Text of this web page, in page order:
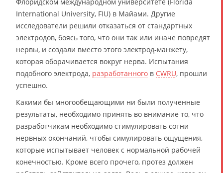
International University, FIU) в Майами. Другие
исследователи решили отказаться от стандартных
электродов, боясь того, что они так или иначе повредят
нервы, и создали вместо этого электрод-манжету,
которая оборачивается вокруг нерва. Испытания
подобного электрода, разработанного в CWRU, прошли
успешно.
Какими бы многообещающими ни были полученные
результаты, необходимо принять во внимание то, что
разработчикам необходимо стимулировать сотни
нервных окончаний, чтобы симулировать ощущения,
которые испытывает человек с нормальной рабочей
конечностью. Кроме всего прочего, протез должен